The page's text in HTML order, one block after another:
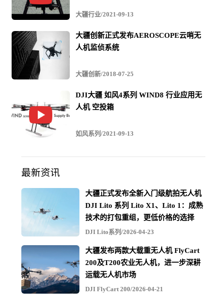
单架次起落作业面积可达约1平方公里（1500亩），一台遥
大幅提升测绘、农业、巡检等外场作业效率。
*FCC标准，在无干扰室外空旷环境测得。
适配D-RTK 2高精度GNSS移动站
D-RTK 2 高精度GNSS系统可用作Phantom 4 RTK移动站。
系统集成了GPS、GLONASS、BEIDOU、GALILEO的4系
统11频点高精度接收机，并组合了OcuSync 2.0、 4G、
WiFi、LAN口等通信链路，形成通信的多功能及冗余备
份。 D-RTK 2 高精度GNSS系统可支持Phantom 4 RTK、
大疆行业/2021-09-13
大疆创新正式发布AEROSCOPE云哨无
人机监侦系统
大疆创新/2018-07-25
DJI大疆 如风4系列 WIND8 行业应用无
人机 空投箱
如风系列/2021-09-13
最新资讯
大疆正式发布全新入门级航拍无人机
DJI Lito 系列 Lito X1、Lito 1：成熟
技术的打包重组，更低价格的选择
DJI Lito系列/2026-04-23
大疆发布两款大载重无人机 FlyCart
200及T200农业无人机，进一步深耕
运载无人机市场
DJI FlyCart 200/2026-04-21